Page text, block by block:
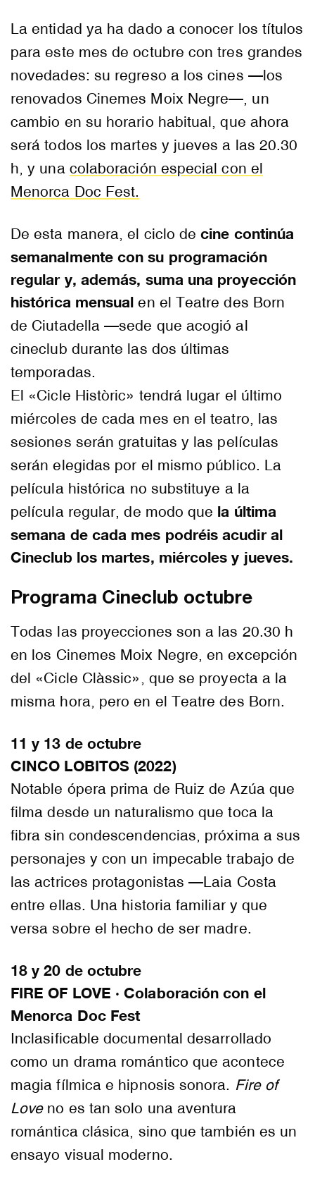
La entidad ya ha dado a conocer los títulos
para este mes de octubre con tres grandes
novedades: su regreso a los cines —los
renovados Cinemes Moix Negre—, un
cambio en su horario habitual, que ahora
será todos los martes y jueves a las 20.30
h, y una colaboración especial con el
Menorca Doc Fest.
De esta manera, el ciclo decine continúa
semanalmente con su programación
regular y, además, suma una proyección
histórica mensual en el Teatre des Born
de Ciutadella —sede que acogió al
cineclub durante las dos últimas
temporadas.
El «Cicle Històric» tendrá lugar el último
miércoles de cada mes en el teatro, las
sesiones serán gratuitas y las películas
serán elegidas por el mismo público. La
película histórica no substituye a la
película regular, de modo que la última
semana de cada mes podréis acudir al
Cineclub los martes, miércoles y jueves.
Programa Cineclub octubre
Todas las proyecciones son a las 20.30 h
en los Cinemes Moix Negre, en excepción
del «Cicle Clàssic», que se proyecta a la
misma hora, pero en el Teatre des Born.
11 y 13 de octubre
CINCO LOBITOS (2022)
Notable ópera prima de Ruiz de Azúa que
filma desde un naturalismo que toca la
fibra sin condescendencias, próxima a sus
personajes y con un impecable trabajo de
las actrices protagonistas —Laia Costa
entre ellas. Una historia familiar y que
versa sobre el hecho de ser madre.
18 y 20 de octubre
FIRE OF LOVE · Colaboración con el
Menorca Doc Fest
Inclasificable documental desarrollado
como un drama romántico que acontece
magia fílmica e hipnosis sonora. Fire of
Loveno es tan solo una aventura
romántica clásica, sino que también es un
ensayo visual moderno.